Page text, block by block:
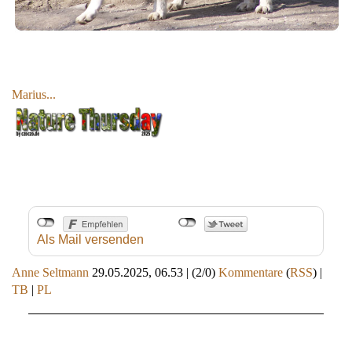
Marius...
Als Mail versenden
Anne Seltmann 29.05.2025, 06.53 | (2/0) Kommentare (RSS) |
TB | PL